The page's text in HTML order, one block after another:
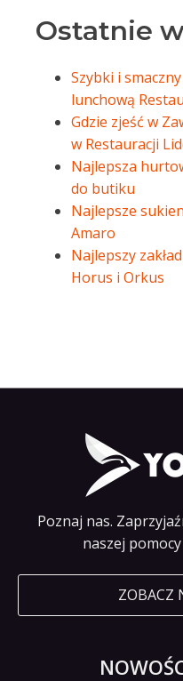
Ostatnie
Szybki i
lunchową
Gdzie zjeść w
w Restauracji
Najlepsza
do butiku
Najlepsze
Amaro
Najlepszy
Horus i Orkus
Poznaj nas.
naszej
ZOBACZ